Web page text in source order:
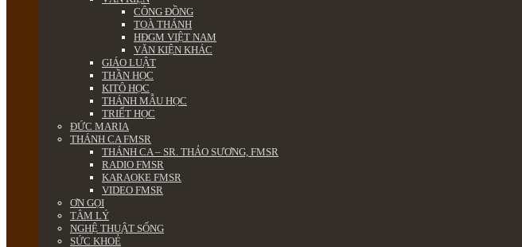
CÔNG ĐỒNG
TOÀ THÁNH
HĐGM VIỆT NAM
VĂN KIỆN KHÁC
GIÁO LUẬT
THẦN HỌC
KITÔ HỌC
THÁNH MẪU HỌC
TRIẾT HỌC
ĐỨC MARIA
THÁNH CA FMSR
THÁNH CA – SR. THẢO SƯƠNG, FMSR
RADIO FMSR
KARAOKE FMSR
VIDEO FMSR
ƠN GỌI
TÂM LÝ
NGHỆ THUẬT SỐNG
SỨC KHOẺ